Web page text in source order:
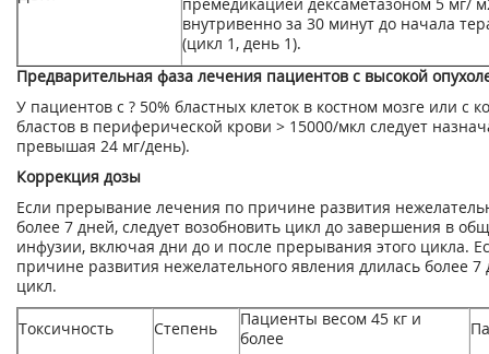
внутривенно за 30 минут до начала
(цикл 1, день 1).
Предварительная фаза лечения пациентов с высокой
У пациентов с ? 50% бластных клеток в костном мозге или с
бластов в периферической крови > 15000/мкл следует
превышая 24 мг/день).
Коррекция дозы
Если прерывание лечения по причине развития
более 7 дней, следует возобновить цикл до завершения в
инфузии, включая дни до и после прерывания этого цикла.
причине развития нежелательного явления длилась более
цикл.
Токсичность Степень
Пациенты весом 45 кг и
более